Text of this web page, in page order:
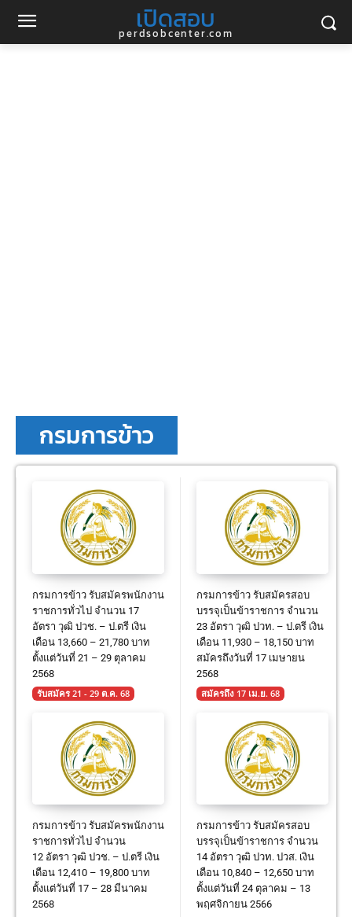
เปิดสอบ
perdsobcenter.com
กรมการข้าว
กรมการข้าว รับสมัครพนักงาน
ราชการทั่วไป จำนวน 17
อัตรา วุฒิ ปวช. – ป.ตรี เงิน
เดือน 13,660 – 21,780 บาท
ตั้งแต่วันที่ 21 – 29 ตุลาคม
2568
รับสมัคร 21 - 29 ต.ค. 68
กรมการข้าว รับสมัครสอบ
บรรจุเป็นข้าราชการ จำนวน
23 อัตรา วุฒิ ปวท. – ป.ตรี เงิน
เดือน 11,930 – 18,150 บาท
สมัครถึงวันที่ 17 เมษายน
2568
สมัครถึง 17 เม.ย. 68
กรมการข้าว รับสมัครพนักงาน
ราชการทั่วไป จำนวน
12 อัตรา วุฒิ ปวช. – ป.ตรี เงิน
เดือน 12,410 – 19,800 บาท
ตั้งแต่วันที่ 17 – 28 มีนาคม
2568
กรมการข้าว รับสมัครสอบ
บรรจุเป็นข้าราชการ จำนวน
14 อัตรา วุฒิ ปวท. ปวส. เงิน
เดือน 10,840 – 12,650 บาท
ตั้งแต่วันที่ 24 ตุลาคม – 13
พฤศจิกายน 2566